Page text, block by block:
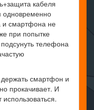
кабеля
одновременно
и смартфона не
при попытке
телефона
смартфон и
прокачивает. И